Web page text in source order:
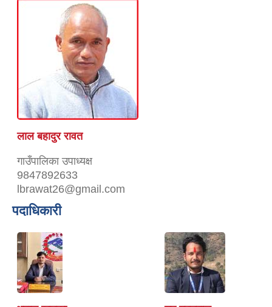
लाल बहादुर रावत
गाउँपालिका उपाध्यक्ष
9847892633
lbrawat26@gmail.com
पदाधिकारी